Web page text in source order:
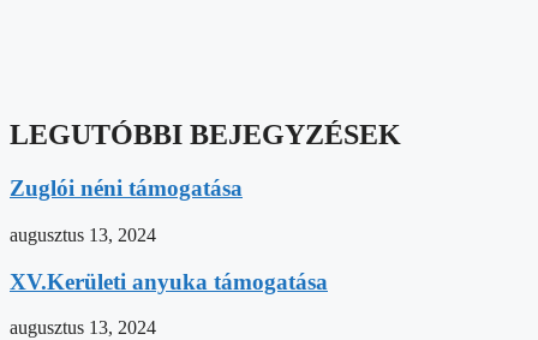
LEGUTÓBBI BEJEGYZÉSEK
Zuglói néni támogatása
augusztus 13, 2024
XV.Kerületi anyuka támogatása
augusztus 13, 2024